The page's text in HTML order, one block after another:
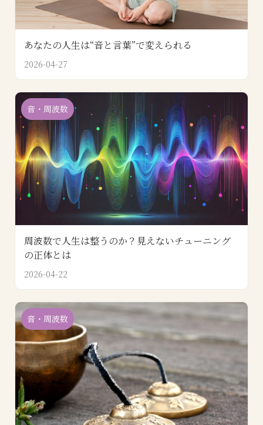
あなたの人生は“音と言葉”で変えられる
2026-04-27
音・周波数
周波数で人生は整うのか？見えないチューニング
の正体とは
2026-04-22
音・周波数